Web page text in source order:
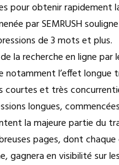
pour obtenir rapidement
par SEMRUSH
de 3 mots et plus.
la recherche en ligne par
l’effet longue
courtes et très
longues,
la majeure partie du
pages, dont
gagnera en visibilité sur